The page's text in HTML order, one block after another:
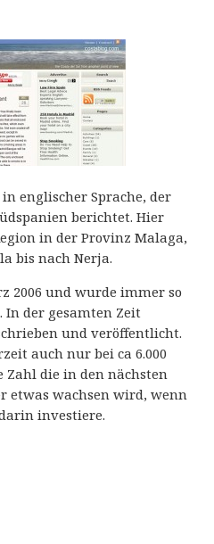
englischer Sprache, der
berichtet. Hier
in der Provinz Malaga,
bis nach Nerja.
2006 und wurde immer so
In der gesamten Zeit
und veröffentlicht.
auch nur bei ca 6.000
Zahl die in den nächsten
etwas wachsen wird, wenn
investiere.